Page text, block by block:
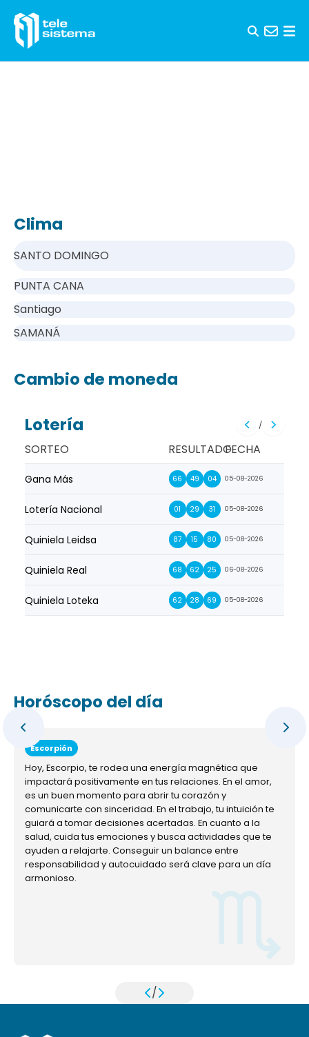
Clima
SANTO DOMINGO
PUNTA CANA
Santiago
SAMANÁ
Cambio de moneda
Lotería /
SORTEO RESULTADOFECHA
Gana Más 66 49 04 05-08-2026
Lotería Nacional 01 29 31 05-08-2026
Quiniela Leidsa 87 15 80 05-08-2026
Quiniela Real 68 62 25 06-08-2026
Quiniela Loteka 62 28 69 05-08-2026
Horóscopo del día
Escorpión
Hoy, Escorpio, te rodea una energía magnética que
impactará positivamente en tus relaciones. En el amor,
es un buen momento para abrir tu corazón y
comunicarte con sinceridad. En el trabajo, tu intuición te
guiará a tomar decisiones acertadas. En cuanto a la
salud, cuida tus emociones y busca actividades que te
ayuden a relajarte. Conseguir un balance entre
responsabilidad y autocuidado será clave para un día
armonioso.
/